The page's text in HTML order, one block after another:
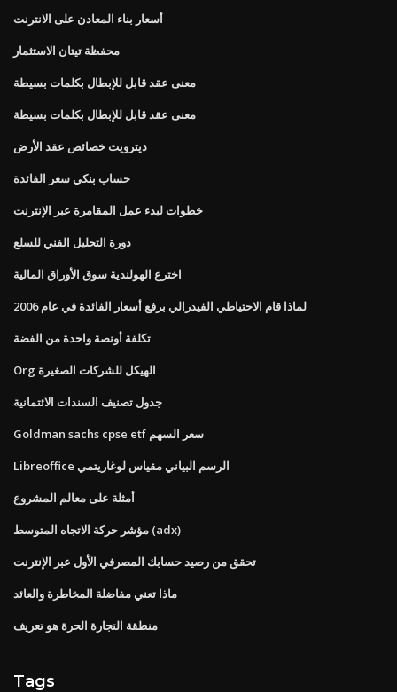
أسعار بناء المعادن على الانترنت
محفظة تيتان الاستثمار
معنى عقد قابل للإبطال بكلمات بسيطة
معنى عقد قابل للإبطال بكلمات بسيطة
ديترويت خصائص عقد الأرض
حساب بنكي سعر الفائدة
خطوات لبدء عمل المقامرة عبر الإنترنت
دورة التحليل الفني للسلع
اخترع الهولندية سوق الأوراق المالية
لماذا قام الاحتياطي الفيدرالي برفع أسعار الفائدة في عام 2006
تكلفة أونصة واحدة من الفضة
Org الهيكل للشركات الصغيرة
جدول تصنيف السندات الائتمانية
Goldman sachs cpse etf سعر السهم
Libreoffice الرسم البياني مقياس لوغاريتمي
أمثلة على معالم المشروع
مؤشر حركة الاتجاه المتوسط ​​(adx)
تحقق من رصيد حسابك المصرفي الأول عبر الإنترنت
ماذا تعني مفاضلة المخاطرة والعائد
منطقة التجارة الحرة هو تعريف
Tags